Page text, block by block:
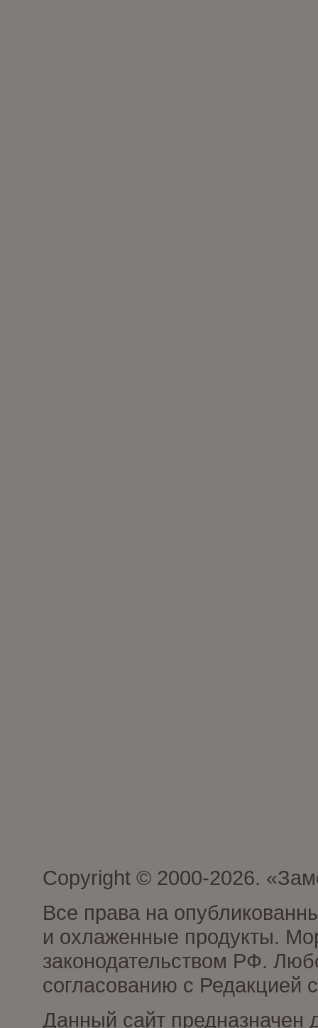
Copyright © 2000-2026.
Все права на
и охлаженные продукты.
законодательством РФ.
согласованию с Редакцией
Данный сайт предназначен